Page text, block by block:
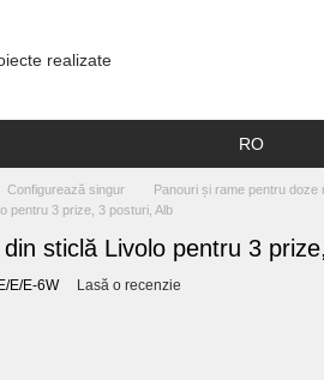
realizate
RO
Configurează singur
Panouri și rame pentru doze
pentru 3 prize, 3 posturi, Alb
sticlă Livolo pentru 3
E/E-6W Lasă o recenzie